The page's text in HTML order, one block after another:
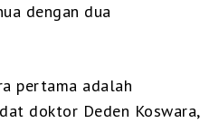
dengan dua
pertama adalah
doktor Deden Koswara,